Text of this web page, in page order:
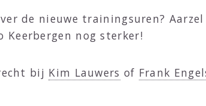
de nieuwe trainingsuren?
Keerbergen nog sterker!
bij Kim Lauwers of Frank